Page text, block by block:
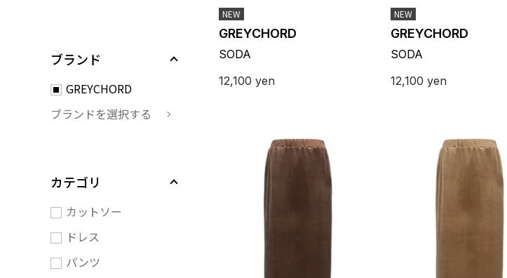
ブランド
GREYCHORD
ブランドを選択する
カテゴリ
カットソー
ドレス
パンツ
NEW
GREYCHORD
SODA
12,100 yen
NEW
GREYCHORD
SODA
12,100 yen